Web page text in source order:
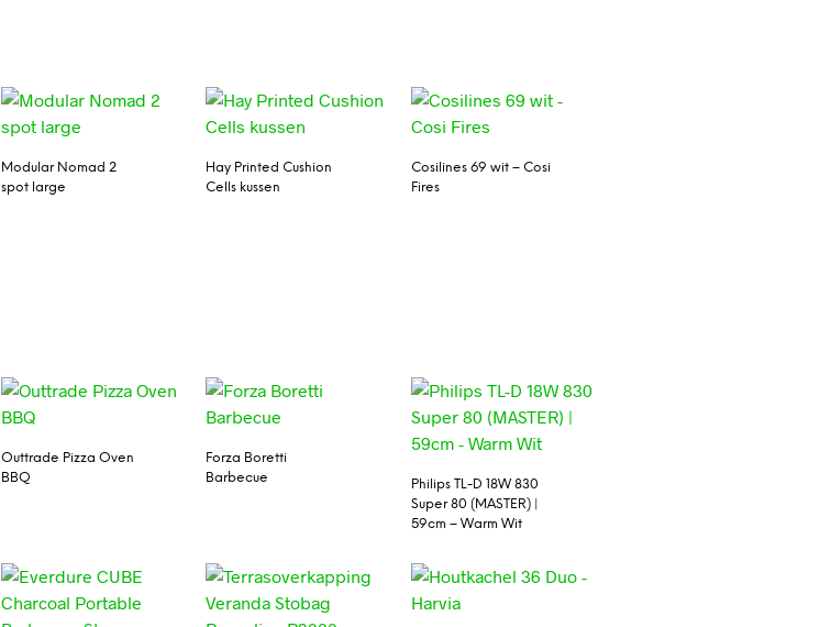
Modular Nomad 2
spot large
Hay Printed Cushion
Cells kussen
Cosilines 69 wit – Cosi
Fires
Outtrade Pizza Oven
BBQ
Forza Boretti
Barbecue
Philips TL-D 18W 830
Super 80 (MASTER) |
59cm – Warm Wit